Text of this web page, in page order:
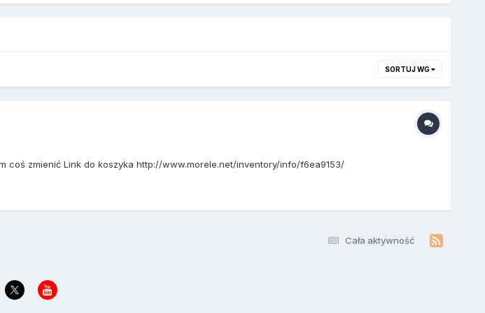
SORTUJ WG
zmienić Link do koszyka http://www.morele.net/inventory/info/f6ea9153/
Cała aktywność